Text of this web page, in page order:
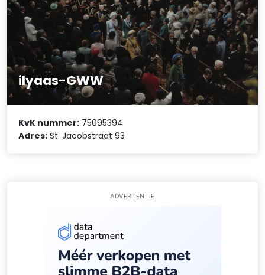
ilyaas-GWW
KvK nummer: 75095394
Adres: St. Jacobstraat 93
ADVERTENTIE